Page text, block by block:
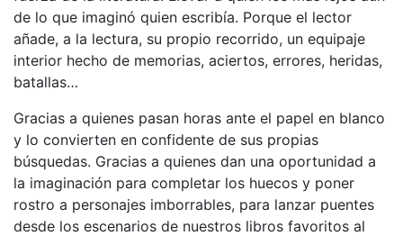
de lo que imaginó quien escribía. Porque el lector
añade, a la lectura, su propio recorrido, un equipaje
interior hecho de memorias, aciertos, errores, heridas,
batallas…
Gracias a quienes pasan horas ante el papel en blanco
y lo convierten en confidente de sus propias
búsquedas. Gracias a quienes dan una oportunidad a
la imaginación para completar los huecos y poner
rostro a personajes imborrables, para lanzar puentes
desde los escenarios de nuestros libros favoritos al